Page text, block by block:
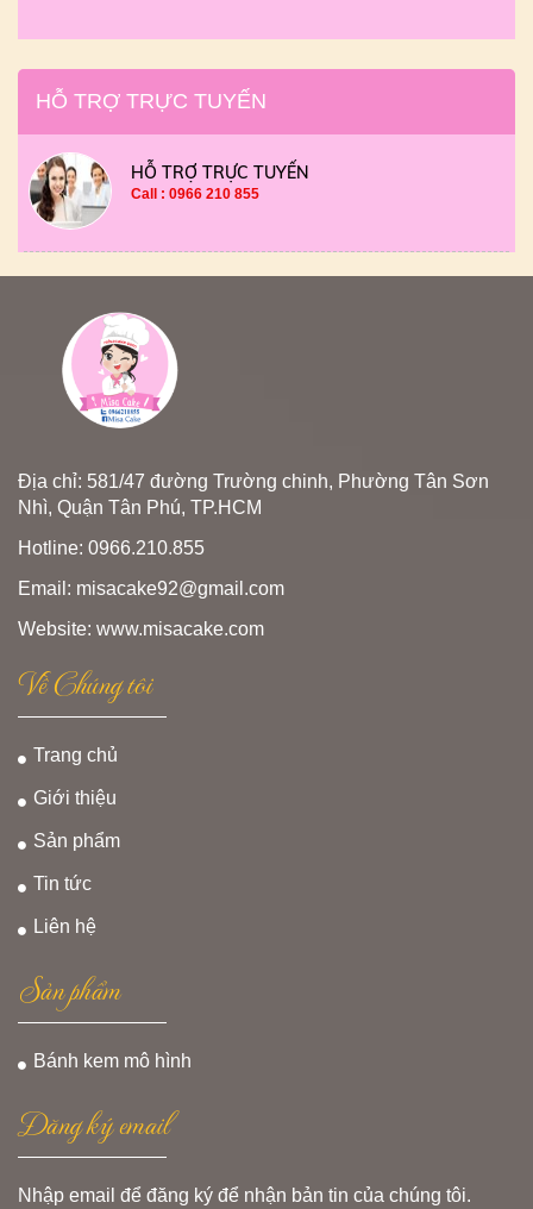
HỖ TRỢ TRỰC TUYẾN
HỖ TRỢ TRỰC TUYẾN
Call : 0966 210 855
Địa chỉ: 581/47 đường Trường chinh, Phường Tân Sơn
Nhì, Quận Tân Phú, TP.HCM
Hotline: 0966.210.855
Email: misacake92@gmail.com
Website: www.misacake.com
Về Chúng tôi
Trang chủ
Giới thiệu
Sản phẩm
Tin tức
Liên hệ
Sản phẩm
Bánh kem mô hình
Đăng ký email
Nhập email để đăng ký để nhận bản tin của chúng tôi.